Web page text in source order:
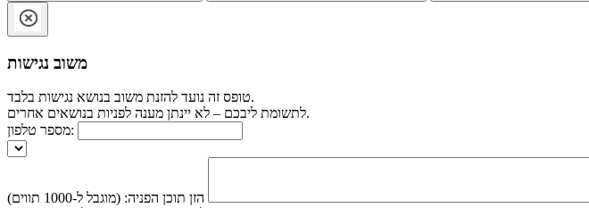
משוב נגישות
טופס זה נועד להזנת משוב בנושא נגישות בלבד.
לתשומת ליבכם – לא יינתן מענה לפניות בנושאים אחרים.
מספר טלפון:
הזן תוכן הפניה: (מוגבל ל-1000 תווים)